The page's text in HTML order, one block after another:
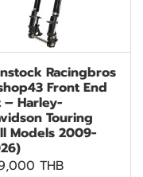
Racingbros
Front End
– Harley-
Touring
Models 2009-
THB